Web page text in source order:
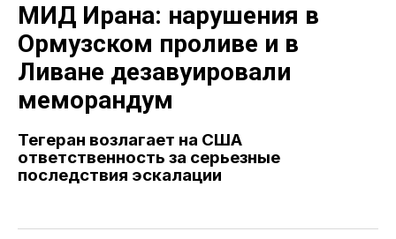
МИД Ирана: нарушения в
Ормузском проливе и в
Ливане дезавуировали
меморандум
Тегеран возлагает на США
ответственность за серьезные
последствия эскалации